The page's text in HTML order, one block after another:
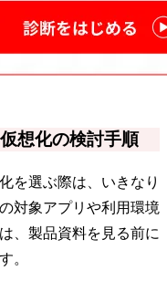
想化の検討手順
を選ぶ際は、いきなり
対象アプリや利用環境
、製品資料を見る前に
。